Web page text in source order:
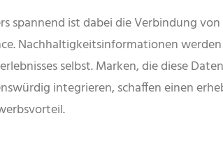
spannend ist dabei die Verbindung
Nachhaltigkeitsinformationen
selbst. Marken, die diese
integrieren, schaffen einen